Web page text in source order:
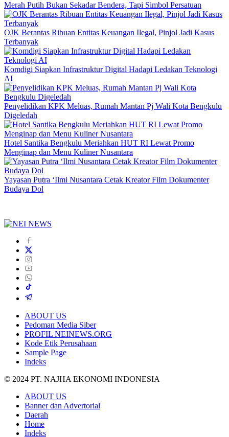
Merah Putih Bukan Sekadar Bendera, Tapi Simbol Persatuan
OJK Berantas Ribuan Entitas Keuangan Ilegal, Pinjol Jadi Kasus
Terbanyak
Komdigi Siapkan Infrastruktur Digital Hadapi Ledakan Teknologi
AI
Penyelidikan KPK Meluas, Rumah Mantan Pj Wali Kota Bengkulu
Digeledah
Hotel Santika Bengkulu Meriahkan HUT RI Lewat Promo
Menginap dan Menu Kuliner Nusantara
Yayasan Putra ‘Ilmi Nusantara Cetak Kreator Film Dokumenter
Budaya Dol
ABOUT US
Pedoman Media Siber
PROFIL NEINEWS.ORG
Kode Etik Perusahaan
Sample Page
Indeks
© 2024 PT. NAJHA EKONOMI INDONESIA
ABOUT US
Banner dan Advertorial
Daerah
Home
Indeks